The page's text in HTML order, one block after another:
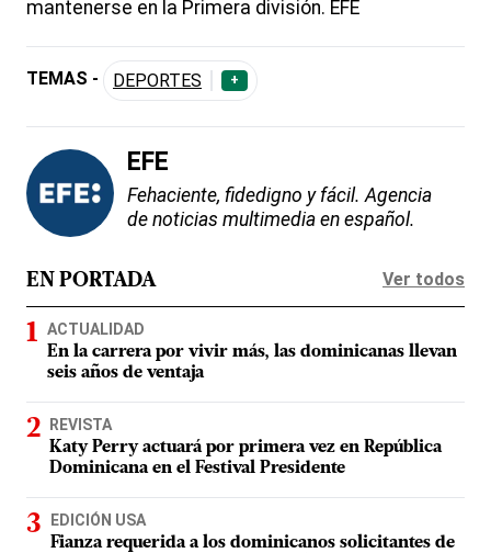
mantenerse en la Primera división. EFE
TEMAS - DEPORTES +
EFE
Fehaciente, fidedigno y fácil. Agencia
de noticias multimedia en español.
EN PORTADA Ver todos
ACTUALIDAD
En la carrera por vivir más, las dominicanas llevan
seis años de ventaja
REVISTA
Katy Perry actuará por primera vez en República
Dominicana en el Festival Presidente
EDICIÓN USA
Fianza requerida a los dominicanos solicitantes de